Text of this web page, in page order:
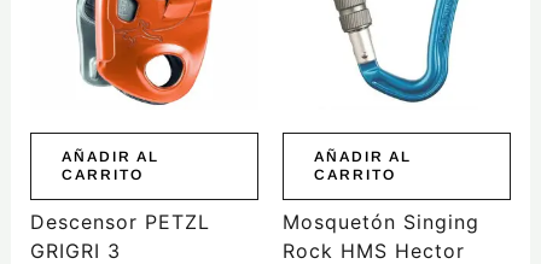
AÑADIR AL
CARRITO
Descensor PETZL
GRIGRI 3
AÑADIR AL
CARRITO
Mosquetón Singing
Rock HMS Hector